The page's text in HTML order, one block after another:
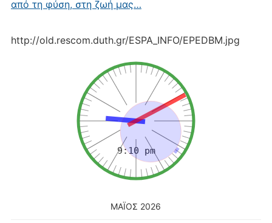
από τη φύση, στη ζωή μας…
http://old.rescom.duth.gr/ESPA_INFO/EPEDBM.jpg
ΜΆΙΟΣ 2026